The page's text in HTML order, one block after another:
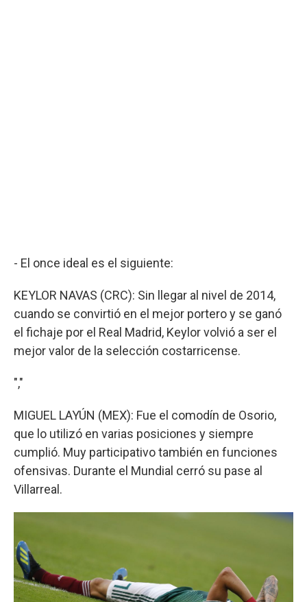
- El once ideal es el siguiente:
KEYLOR NAVAS (CRC): Sin llegar al nivel de 2014,
cuando se convirtió en el mejor portero y se ganó
el fichaje por el Real Madrid, Keylor volvió a ser el
mejor valor de la selección costarricense.
","
MIGUEL LAYÚN (MEX): Fue el comodín de Osorio,
que lo utilizó en varias posiciones y siempre
cumplió. Muy participativo también en funciones
ofensivas. Durante el Mundial cerró su pase al
Villarreal.